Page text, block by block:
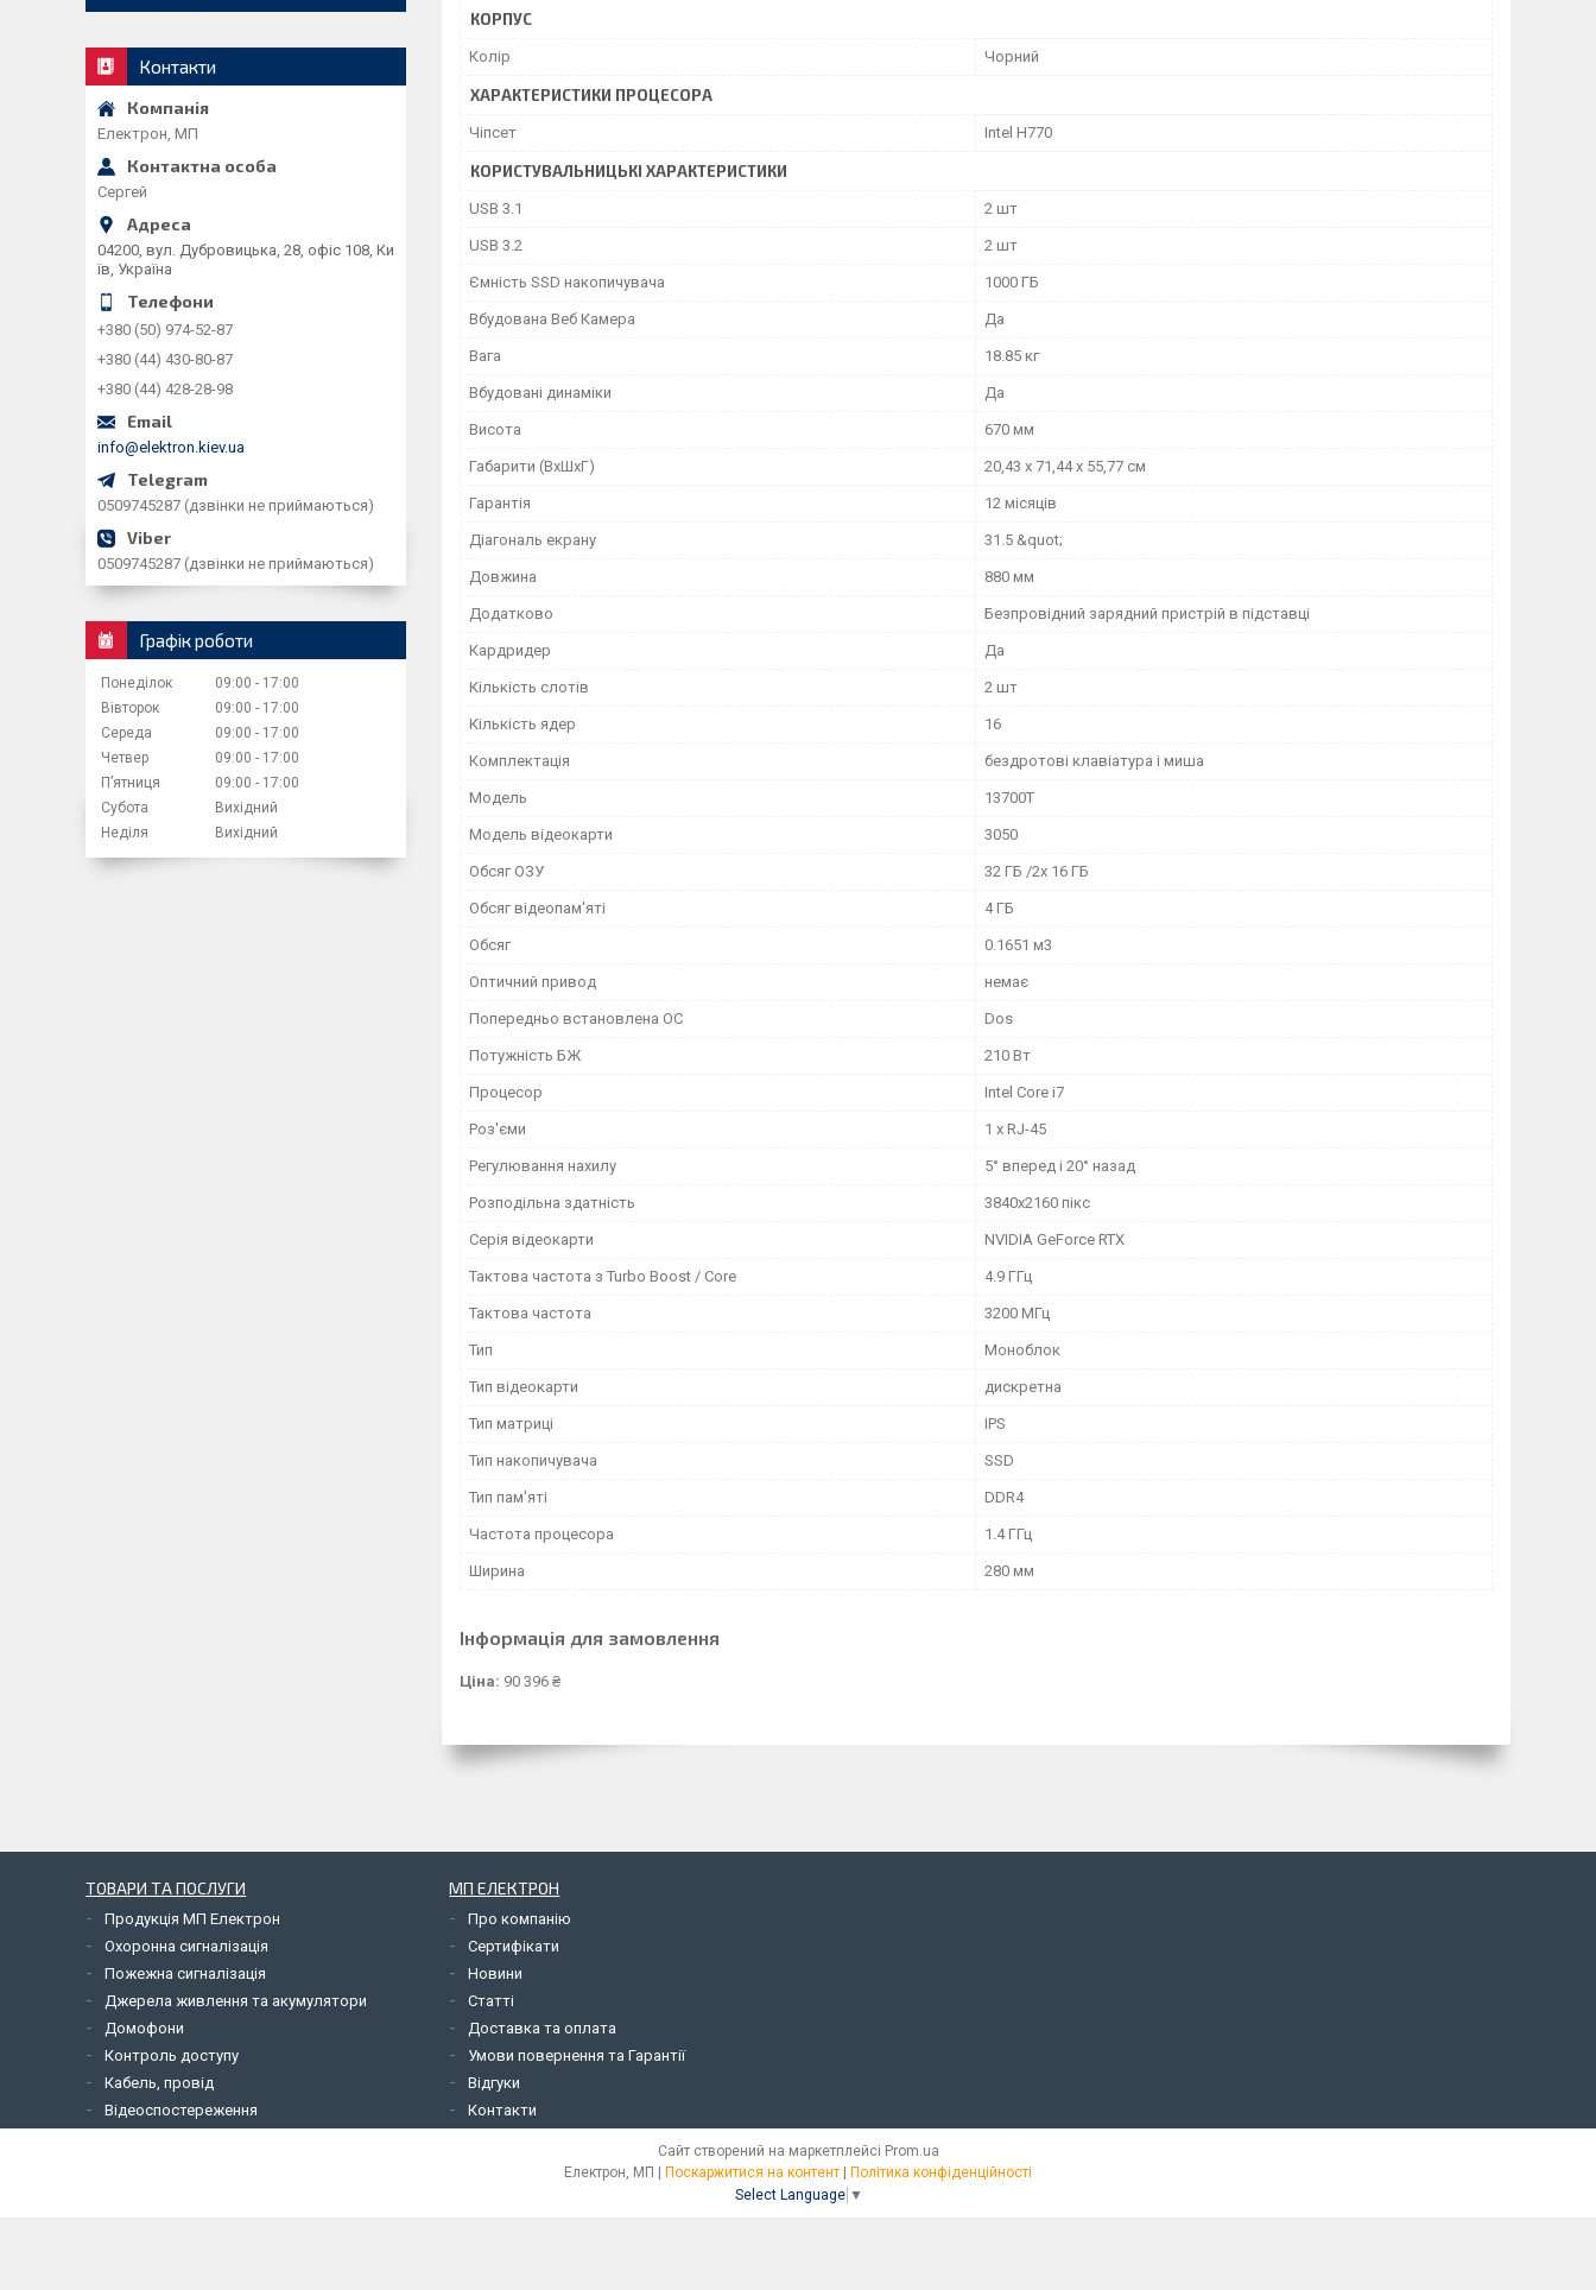
КОРПУС
Колір Чорний
ХАРАКТЕРИСТИКИ ПРОЦЕСОРА
Чіпсет Intel H770
КОРИСТУВАЛЬНИЦЬКІ ХАРАКТЕРИСТИКИ
USB 3.1 2 шт
USB 3.2 2 шт
Ємність SSD накопичувача 1000 ГБ
Вбудована Веб Камера Да
Вага 18.85 кг
Вбудовані динаміки Да
Висота 670 мм
Габарити (ВхШхГ) 20,43 x 71,44 x 55,77 см
Гарантія 12 місяців
Діагональ екрану 31.5 &quot;
Довжина 880 мм
Додатково Безпровідний зарядний пристрій в підставці
Кардридер Да
Кількість слотів 2 шт
Кількість ядер 16
Комплектація бездротові клавіатура і миша
Мoдель 13700T
Модель відеокарти 3050
Обсяг ОЗУ 32 ГБ /2х 16 ГБ
Обсяг відеопам'яті 4 ГБ
Обсяг 0.1651 м3
Оптичний привод немає
Попередньо встановлена ОС Dos
Потужність БЖ 210 Вт
Процесор Intel Core i7
Роз'єми 1 x RJ-45
Регулювання нахилу 5° вперед і 20° назад
Розподільна здатність 3840x2160 пікс
Серія відеокарти NVIDIA GeForce RTX
Тактова частота з Turbo Boost / Core 4.9 ГГц
Тактова частота 3200 МГц
Тип Моноблок
Тип відеокарти дискретна
Тип матриці IPS
Тип накопичувача SSD
Тип пам'яті DDR4
Частота процесора 1.4 ГГц
Ширина 280 мм
Інформація для замовлення
Ціна: 90 396 ₴
Контакти
Електрон, МП
Сергей
04200, вул. Дубровицька, 28, офіс 108, Ки
їв, Україна
+380 (50) 974-52-87
+380 (44) 430-80-87
+380 (44) 428-28-98
info@elektron.kiev.ua
0509745287 (дзвінки не приймаються)
0509745287 (дзвінки не приймаються)
Графік роботи
Понеділок 09:00
17:00
Вівторок
09:00
17:00
Середа
09:00
17:00
Четвер
09:00
17:00
Пʼятниця
09:00
17:00
Субота
Вихідний
Неділя
Вихідний
ТОВАРИ ТА ПОСЛУГИ
Продукція МП Електрон
Охоронна сигналізація
Пожежна сигналізація
Джерела живлення та акумулятори
Домофони
Контроль доступу
Кабель, провід
Відеоспостереження
МП ЕЛЕКТРОН
Про компанію
Сертифікати
Новини
Статті
Доставка та оплата
Умови повернення та Гарантії
Відгуки
Контакти
Сайт створений на маркетплейсі Prom.ua
Поскаржитися на контент
Політика конфіденційності
Select Language ▼